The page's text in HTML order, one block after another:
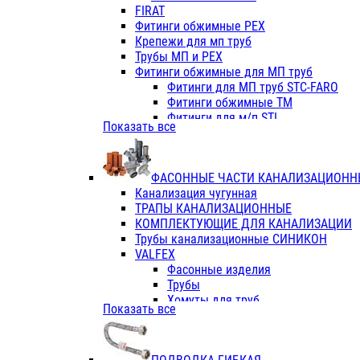
Фитинги ПП белые
Фитинги ПП белые
Фитинги ППс металл.белые
VALFEX
Трубы PE-RT
Трубы ПП водопровод белые
Трубы ПП водопровод серые
Трубы армированные
Трубы армированные
Фитинги с металл. серые
Фитинги ПП (серые)
Фитинги ПП белые
Краны
Фитинги ПП (белые)
Фитинги ПП с металлом белые
ПК КОНТУР
Краны полипропиленовые
Трубы полипропиленивые
FIRAT
Фитинги обжимные PEX
Крепежи для мп труб
Трубы МП и PEX
Фитинги обжимные для МП труб
Фитинги для МП труб STC-FARO
Фитинги обжимные ТМ
Фитинги для м/п STI
Фитинги для МП труб TITAN
TK
VALFEX
Показать все
ФАСОННЫЕ ЧАСТИ
Канализация чугунная
ТРАПЫ КАНАЛИЗАЦИОННЫЕ
КОМПЛЕКТУЮЩИЕ ДЛЯ КАНАЛИЗАЦИИ
Трубы канализационные СИНИКОН
VALFEX
Фасонные изделия
Трубы
Хомуты для труб
ПВХ (стройполимер)
Показать все